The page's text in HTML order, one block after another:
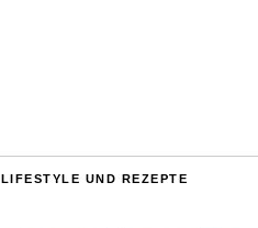
LIFESTYLE UND REZEPTE